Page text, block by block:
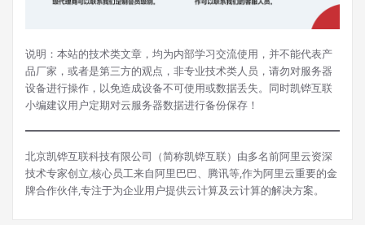
说明：本站的技术类文章，均为内部学习交流使用，并不能代表产
品厂家，或者是第三方的观点，非专业技术类人员，请勿对服务器
设备进行操作，以免造成设备不可使用或数据丢失。同时凯铧互联
小编建议用户定期对云服务器数据进行备份保存！
北京凯铧互联科技有限公司（简称凯铧互联）由多名前阿里云资深
技术专家创立,核心员工来自阿里巴巴、腾讯等,作为阿里云重要的金
牌合作伙伴,专注于为企业用户提供云计算及云计算的解决方案。